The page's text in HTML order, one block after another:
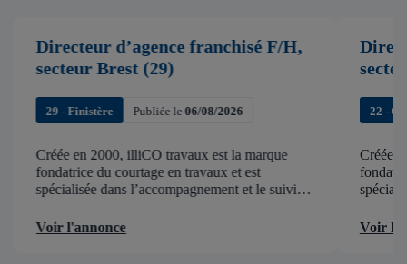
Directeur d’agence franchisé F/H,
secteur Brest (29)
29 - Finistère Publiée le06/08/2026
Créée en 2000, illiCO travaux est la marque
fondatrice du courtage en travaux et est
spécialisée dans l’accompagnement et le suivi
d’accélérer et de faciliter tous les projets […]
Voir l'annonce
22 -
Créée
Voir